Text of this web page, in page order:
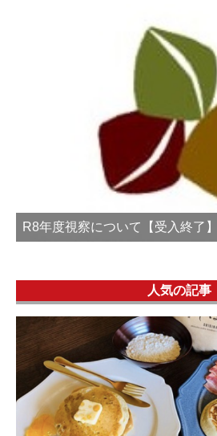
R8年度視察について【受入終了】
人気の記事